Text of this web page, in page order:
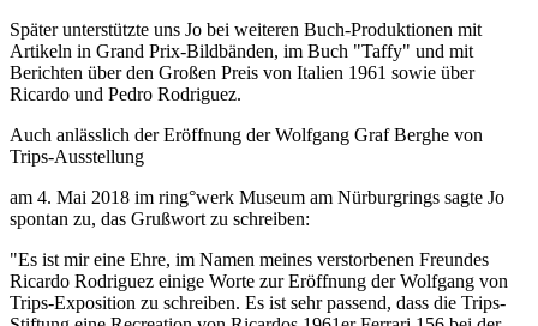
Später unterstützte uns Jo bei weiteren Buch-Produktionen mit
Artikeln in Grand Prix-Bildbänden, im Buch "Taffy" und mit
Berichten über den Großen Preis von Italien 1961 sowie über
Ricardo und Pedro Rodriguez.
Auch anlässlich der Eröffnung der Wolfgang Graf Berghe von
Trips-Ausstellung
am 4. Mai 2018 im ring°werk Museum am Nürburgrings sagte Jo
spontan zu, das Grußwort zu schreiben:
"Es ist mir eine Ehre, im Namen meines verstorbenen Freundes
Ricardo Rodriguez einige Worte zur Eröffnung der Wolfgang von
Trips-Exposition zu schreiben. Es ist sehr passend, dass die Trips-